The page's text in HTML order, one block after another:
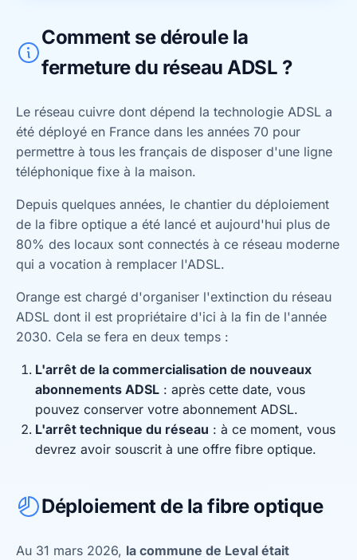
Comment se déroule la
fermeture du réseau ADSL ?
Le réseau cuivre dont dépend la technologie ADSL a
été déployé en France dans les années 70 pour
permettre à tous les français de disposer d'une ligne
téléphonique fixe à la maison.
Depuis quelques années, le chantier du déploiement
de la fibre optique a été lancé et aujourd'hui plus de
80% des locaux sont connectés à ce réseau moderne
qui a vocation à remplacer l'ADSL.
Orange est chargé d'organiser l'extinction du réseau
ADSL dont il est propriétaire d'ici à la fin de l'année
2030. Cela se fera en deux temps :
L'arrêt de la commercialisation de nouveaux
abonnements ADSL : après cette date, vous
pouvez conserver votre abonnement ADSL.
L'arrêt technique du réseau : à ce moment, vous
devrez avoir souscrit à une offre fibre optique.
Déploiement de la fibre optique
Au 31 mars 2026, la commune de Leval était